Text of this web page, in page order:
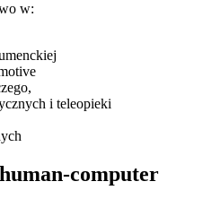
w:
i teleopieki
computer